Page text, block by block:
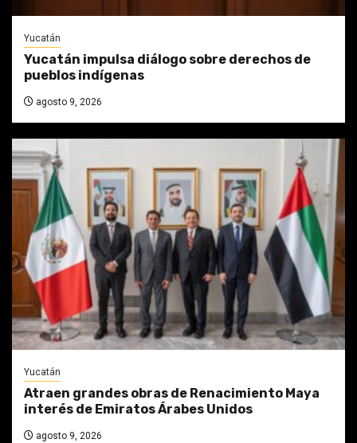
Yucatán
Yucatán impulsa diálogo sobre derechos de
pueblos indígenas
agosto 9, 2026
Yucatán
Atraen grandes obras de Renacimiento Maya
interés de Emiratos Árabes Unidos
agosto 9, 2026